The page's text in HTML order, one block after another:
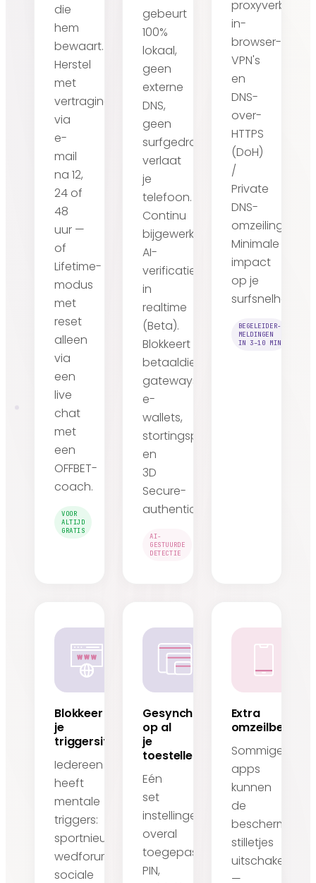
die
hem
bewaart.
Herstel
met
vertraging
via
e-
mail
na 12,
24 of
48
uur —
of
Lifetime-
modus
met
reset
alleen
via
een
live
chat
met
een
OFFBET-
coach.
VOOR
ALTIJD
GRATIS
gebeurt
100%
lokaal,
geen
externe
DNS,
geen
surfgedrag
verlaat
je
telefoon.
Continu
bijgewerkt.
AI-
verificatie
in
realtime
(Beta).
Blokkeert
betaaldiensten,
gateways,
e-
wallets,
stortingspagina's
en
3D
Secure-
authenticatie.
AI-
GESTUURDE
DETECTIE
in-
browser-
VPN's
en
DNS-
over-
HTTPS
(DoH)
/
Private
DNS-
omzeilingen.
Minimale
impact
op je
surfsnelheid.
BEGELEIDER-
MELDINGEN
IN 3–10 MIN
Blokkeer
je
triggersites
Iedereen
heeft
mentale
triggers:
sportnieuws,
wedforums,
sociale
Gesynchroniseerd
op al
je
toestellen
Eén
set
instellingen,
overal
toegepast.
PIN,
Extra
Sommige
apps
kunnen
de
bescherming
stilletjes
uitschakelen
—